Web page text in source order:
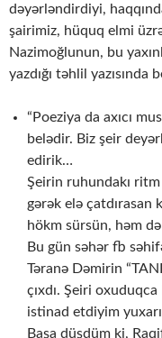
dəyərləndirdiyi,
şairimiz, hüquq elmi
Nazimoğlunun, bu
yazdığı təhlil yazısında
“Poeziya da axıcı
belədir. Biz şeir
edirik…
Şeirin ruhundakı
gərək elə çatdırasan
hökm sürsün, həm
Bu gün səhər fb
Təranə Dəmirin
çıxdı. Şeiri
istinad etdiyim
Başa düşdüm ki,